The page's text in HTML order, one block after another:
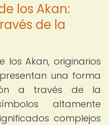
los Akan:
de la
los Akan, originarios
una forma
a través de la
altamente
complejos